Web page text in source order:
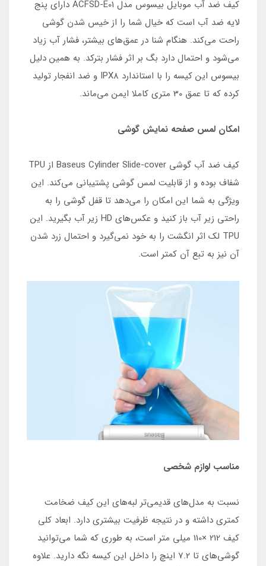
کیف ضد آب موبایل بیسوس مدل ACFSD-E01 دارای پنج
لایه ضد آب است که خیال شما را از خیس شدن گوشی
راحت می‌کند. هنگام شنا در عمق‌های بیشتر، فشار آب زیاد
می‌شود و احتمال دارد بگ بر اثر فشار بترکد. به همین دلیل
بیسوس این کیسه را با استاندارد IPX8 و ضد انفجار تولید
کرده که تا عمق 30 متری کاملا ایمن می‌ماند.
امکان لمس صفحه نمایش گوشی
کیف ضد آب گوشی Baseus Cylinder Slide-cover از TPU
شفاف بوده و از قابلیت لمس گوشی پشتیبانی می‌کند. این
ویژگی به شما این امکان را می‌دهد تا قفل گوشی را به
راحتی زیر آب باز کنید و عکس‌های HD زیر آب بگیرید. این
TPU لک اثر انگشت را به خود نمی‌گیرد و احتمال زرد شدن
آن نیز به تبع آن کمتر است.
مناسب لوازم شخصی
نسبت به مدل‌های قدیمی‌تر لبه‌های این کیف ضخامت
کمتری داشته و در نتیجه ظرفیت بیشتری دارد. ابعاد کلی
کیف 212 ×110 میلی متر است، به طوری که شما می‌توانید
گوشی‌های تا 7.2 اینچ را داخل این کیسه نگه دارید. علاوه